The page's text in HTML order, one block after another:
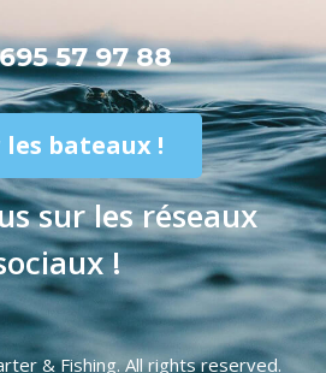
57 97 88
bateaux !
sur les réseaux
!
& Fishing. All rights reserved.